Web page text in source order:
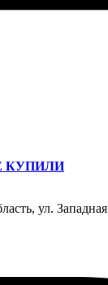
КУПИЛИ
ул. Западная